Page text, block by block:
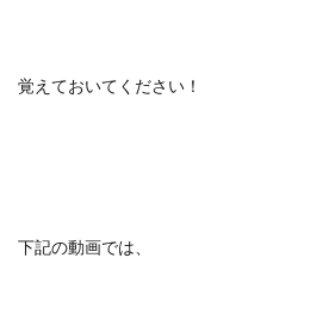
覚えておいてください！
下記の動画では、